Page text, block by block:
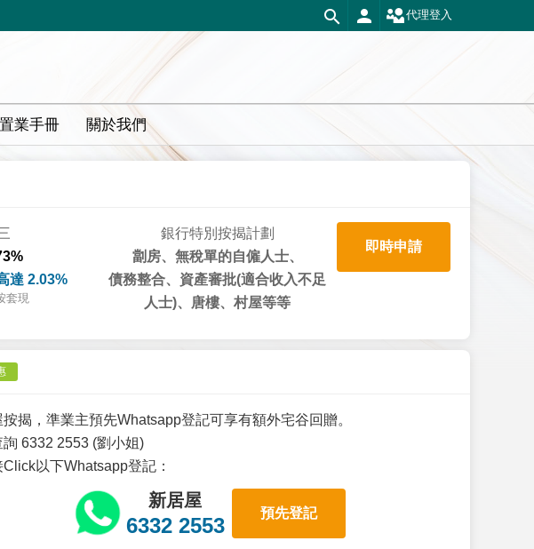
代理登入
置業手冊 關於我們
達 2.03%
套現
銀行特別按揭計劃
劏房、無稅單的自僱人士、
債務整合、資產審批(適合收入不足
人士)、唐樓、村屋等等
即時申請
按揭，準業主預先Whatsapp登記可享有額外宅谷回贈。
詢 6332 2553 (劉小姐)
以下Whatsapp登記：
新居屋
6332 2553
預先登記